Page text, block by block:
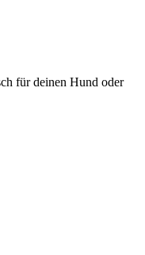
für deinen Hund oder